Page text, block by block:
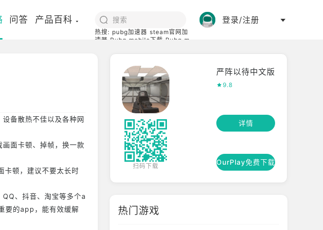
问答 产品百科
热搜: pubg加速器 steam官网加
速器 Pubg mobile下载 Pubg m
登录/注册
备散热不佳以及各种网
面卡顿、掉帧，换一款
卡顿，建议不要太长时
、抖音、淘宝等多个a
要的app，能有效缓解
扫码下载
严阵以待中文版
9.8
详情
OurPlay免费下载
热门游戏